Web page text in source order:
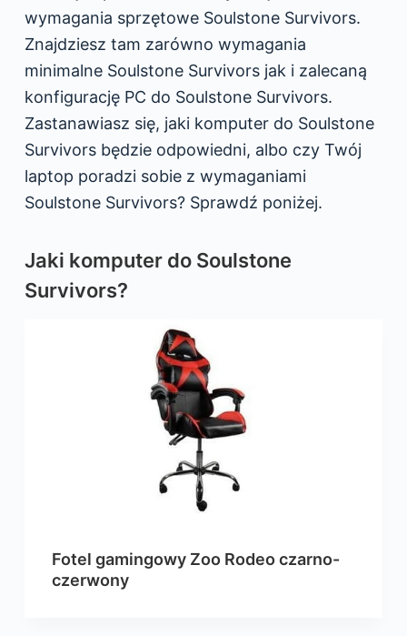
wymagania sprzętowe Soulstone Survivors.
Znajdziesz tam zarówno wymagania
minimalne Soulstone Survivors jak i zalecaną
konfigurację PC do Soulstone Survivors.
Zastanawiasz się, jaki komputer do Soulstone
Survivors będzie odpowiedni, albo czy Twój
laptop poradzi sobie z wymaganiami
Soulstone Survivors? Sprawdź poniżej.
Jaki komputer do Soulstone
Survivors?
Fotel gamingowy Zoo Rodeo czarno-
czerwony